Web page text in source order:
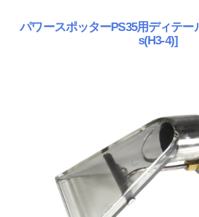
パワースポッターPS35用ディテー
s(H3-4)]